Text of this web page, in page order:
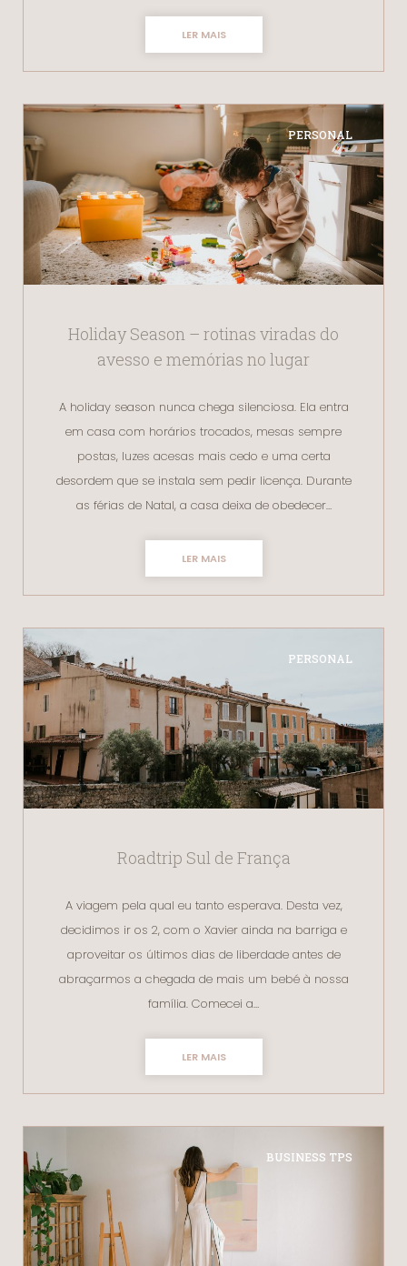
LER MAIS
PERSONAL
Holiday Season – rotinas viradas do
avesso e memórias no lugar
A holiday season nunca chega silenciosa. Ela entra
em casa com horários trocados, mesas sempre
postas, luzes acesas mais cedo e uma certa
desordem que se instala sem pedir licença. Durante
as férias de Natal, a casa deixa de obedecer…
LER MAIS
PERSONAL
Roadtrip Sul de França
A viagem pela qual eu tanto esperava. Desta vez,
decidimos ir os 2, com o Xavier ainda na barriga e
aproveitar os últimos dias de liberdade antes de
abraçarmos a chegada de mais um bebé à nossa
família. Comecei a…
LER MAIS
BUSINESS TPS